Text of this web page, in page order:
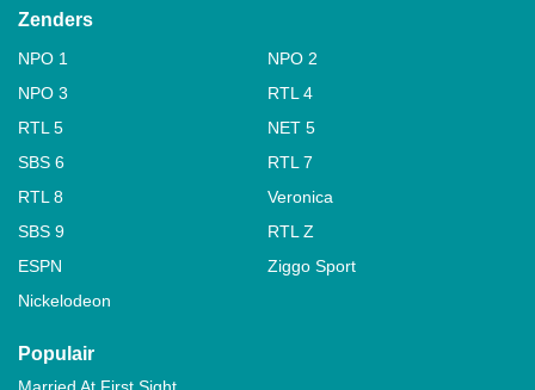
Zenders
NPO 1
NPO 2
NPO 3
RTL 4
RTL 5
NET 5
SBS 6
RTL 7
RTL 8
Veronica
SBS 9
RTL Z
ESPN
Ziggo Sport
Nickelodeon
Populair